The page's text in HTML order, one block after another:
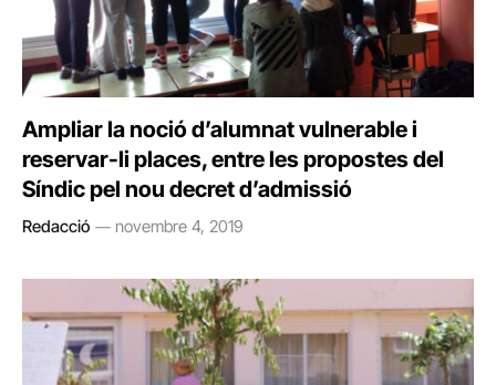
Ampliar la noció d’alumnat vulnerable i
reservar-li places, entre les propostes del
Síndic pel nou decret d’admissió
Redacció novembre 4, 2019